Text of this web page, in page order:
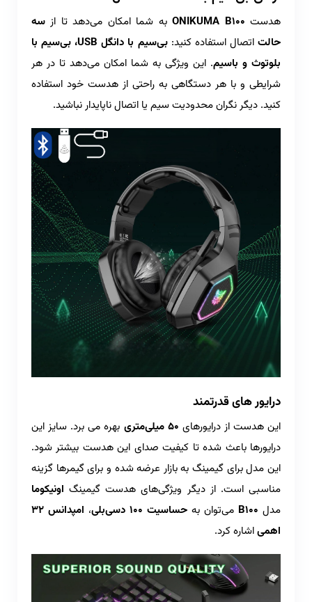
هدست ONIKUMA B100به شما امکان می‌دهد تا از سه
حالتاتصال استفاده کنید:
بی‌سیم با دانگل USB، بی‌سیم با
بلوتوث و باسیم. این ویژگی به شما امکان می‌دهد تا در هر
شرایطی و با هر دستگاهی به راحتی از هدست خود استفاده
کنید. دیگر نگران محدودیت سیم یا اتصال ناپایدار نباشید.
درایور های قدرتمند
این هدست از درایورهای 50 میلی‌متری
بهره می برد. سایز این
درایورها باعث شده تا کیفیت صدای این هدست بیشتر شود.
این مدل برای گیمینگ به بازار عرضه شده و برای گیمرها گزینه
مناسبی است. از دیگر ویژگی‌های هدست گیمینگ اونیکوما
مدل B100 می‌توان به حساسیت 100 دسی‌بلی ،
امپدانس 32
اهمیاشاره کرد.